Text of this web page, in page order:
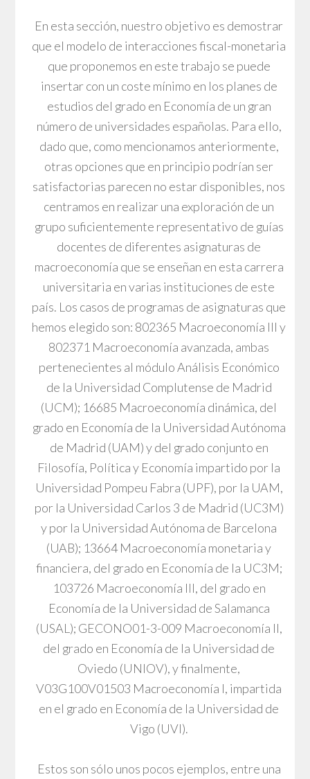
En esta sección, nuestro objetivo es demostrar
que el modelo de interacciones fiscal-monetaria
que proponemos en este trabajo se puede
insertar con un coste mínimo en los planes de
estudios del grado en Economía de un gran
número de universidades españolas. Para ello,
dado que, como mencionamos anteriormente,
otras opciones que en principio podrían ser
satisfactorias parecen no estar disponibles, nos
centramos en realizar una exploración de un
grupo suficientemente representativo de guías
docentes de diferentes asignaturas de
macroeconomía que se enseñan en esta carrera
universitaria en varias instituciones de este
país. Los casos de programas de asignaturas que
hemos elegido son: 802365 Macroeconomía III y
802371 Macroeconomía avanzada, ambas
pertenecientes al módulo Análisis Económico
de la Universidad Complutense de Madrid
(UCM); 16685 Macroeconomía dinámica, del
grado en Economía de la Universidad Autónoma
de Madrid (UAM) y del grado conjunto en
Filosofía, Política y Economía impartido por la
Universidad Pompeu Fabra (UPF), por la UAM,
por la Universidad Carlos 3 de Madrid (UC3M)
y por la Universidad Autónoma de Barcelona
(UAB); 13664 Macroeconomía monetaria y
financiera, del grado en Economía de la UC3M;
103726 Macroeconomía III, del grado en
Economía de la Universidad de Salamanca
(USAL); GECONO01-3-009 Macroeconomía II,
del grado en Economía de la Universidad de
Oviedo (UNIOV), y finalmente,
V03G100V01503 Macroeconomía I, impartida
en el grado en Economía de la Universidad de
Vigo (UVI).
Estos son sólo unos pocos ejemplos, entre una